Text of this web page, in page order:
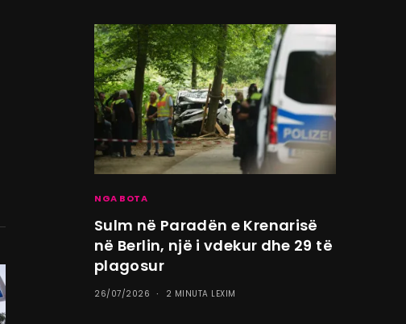
NGA BOTA
Sulm në Paradën e Krenarisë
në Berlin, një i vdekur dhe 29 të
plagosur
26/07/2026 2 MINUTA LEXIM